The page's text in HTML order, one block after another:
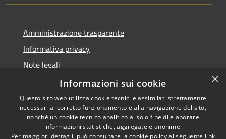
Amministrazione trasparente
Informativa privacy
Note legali
Dichiarazione di accessibilità
RSS
Copyright © 2026 • Comune di
×
Informazioni sui cookie
Questo sito web utilizza cookie tecnici e assimilati strettamente
necessari al corretto funzionamento e alla navigazione del sito,
nonché un cookie tecnico analitico al solo fine di elaborare
informazioni statistiche, aggregate e anonime.
Per maggiori dettagli, può consultare la cookie policy al seguente link